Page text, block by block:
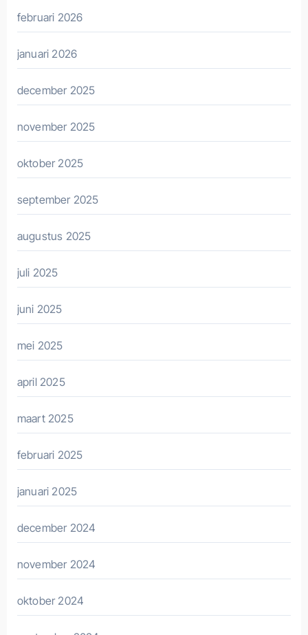
februari 2026
januari 2026
december 2025
november 2025
oktober 2025
september 2025
augustus 2025
juli 2025
juni 2025
mei 2025
april 2025
maart 2025
februari 2025
januari 2025
december 2024
november 2024
oktober 2024